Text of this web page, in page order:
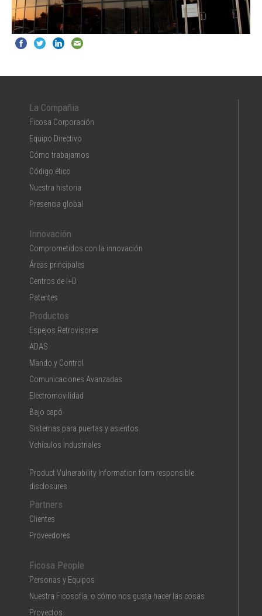
La Compañia
Ficosa Corporación
Equipo Directivo
Cómo trabajamos
Código ético
Nuestra historia
Presencia global
Innovación
Comprometidos con la innovación
Áreas principales
Centros de I+D
Patentes
Productos
Espejos Retrovisores
ADAS
Mando y Control
Comunicaciones Avanzadas
Electromovilidad
Bajo capó
Sistemas para puertas y asientos
Vehículos Industriales
Product Vulnerability Information form responsible
disclosures
Partners
Clientes
Proveedores
Ficosa People
Personas y Equipos
Nuestra Ficosofía, o cómo nos gusta hacer las cosas
Proyectos